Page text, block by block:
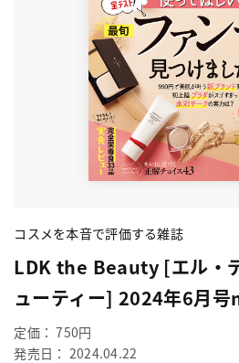
コスメを本音で評価する雑誌
LDK the Beauty [エル・
ューティー] 2024年6月
定価： 750円
発売日： 2024.04.22